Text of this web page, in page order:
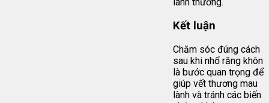
Kết luận
Chăm sóc đúng cách
sau khi nhổ răng khôn
là bước quan trọng để
giúp vết thương mau
lành và tránh các biến